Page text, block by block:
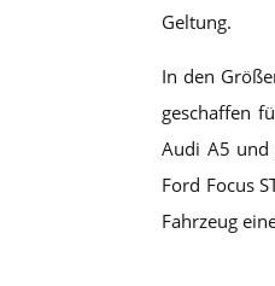
Geltung.
In den
geschaffen
Audi A5 und
Ford Focus
Fahrzeug